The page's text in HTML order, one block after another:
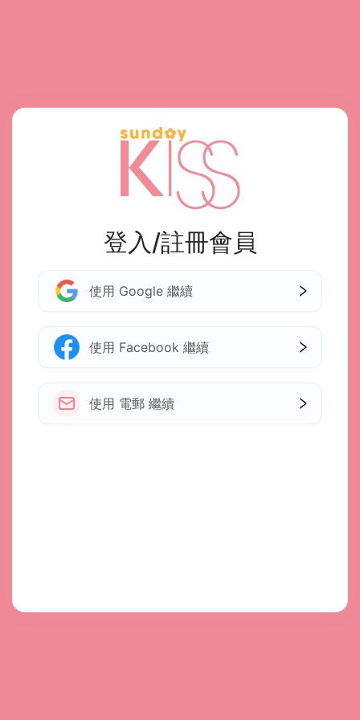
登入/註冊會員
使用 Google 繼續
使用 Facebook 繼續
使用 電郵 繼續